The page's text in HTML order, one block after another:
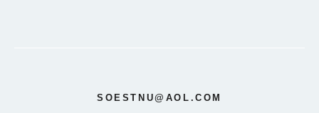
SOESTNU@AOL.COM